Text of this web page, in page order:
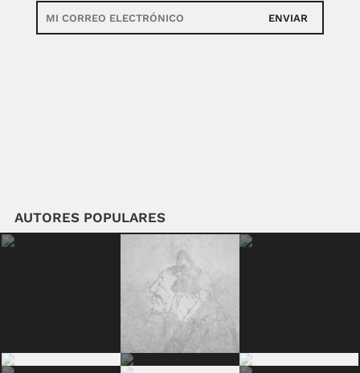
ENVIAR
AUTORES POPULARES